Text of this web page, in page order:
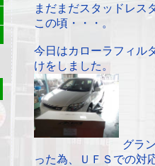
まだまだスタッドレス
この頃・・・。
今日はカローラフィル
けをしました。
グラ
った為、ＵＦＳでの対